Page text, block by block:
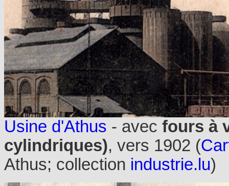
Usine d'Athus - avec fours à
cylindriques), vers 1902 (
Athus; collection industrie.lu)